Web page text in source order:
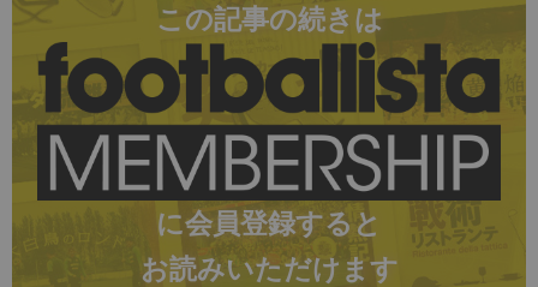
この記事の続きは
に会員登録すると
お読みいただけます